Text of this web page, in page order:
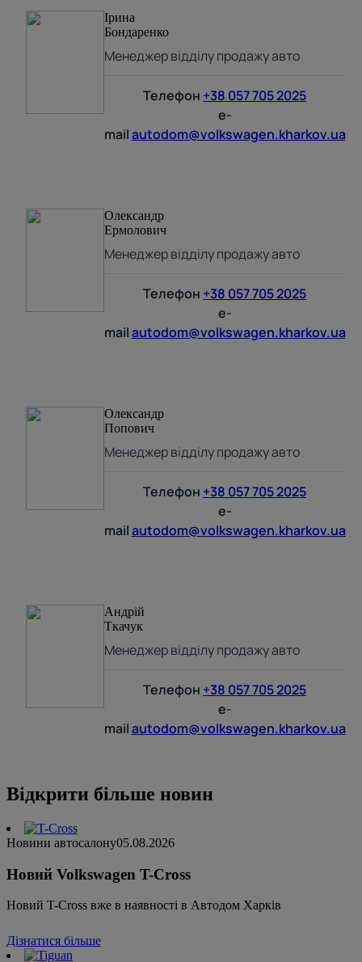
Ірина
Бондаренко
Менеджер відділу продажу авто
Телефон +38 057 705 2025
e-
mailautodom@volkswagen.kharkov.ua
Олександр
Ермолович
Менеджер відділу продажу авто
Телефон +38 057 705 2025
e-
mailautodom@volkswagen.kharkov.ua
Олександр
Попович
Менеджер відділу продажу авто
Телефон +38 057 705 2025
e-
mailautodom@volkswagen.kharkov.ua
Андрій
Ткачук
Менеджер відділу продажу авто
Телефон +38 057 705 2025
e-
mailautodom@volkswagen.kharkov.ua
Відкрити більше новин
Новини автосалону05.08.2026
Новий Volkswagen T-Cross
Новий T-Cross вже в наявності в Автодом Харків
Дізнатися більше